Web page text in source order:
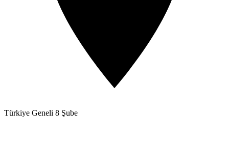
Türkiye Geneli 8 Şube